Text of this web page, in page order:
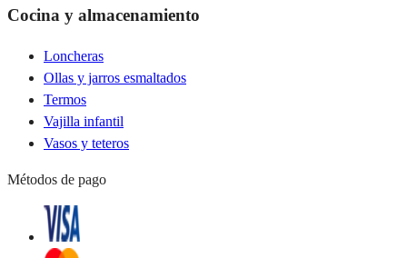
Cocina y almacenamiento
Loncheras
Ollas y jarros esmaltados
Termos
Vajilla infantil
Vasos y teteros
Métodos de pago